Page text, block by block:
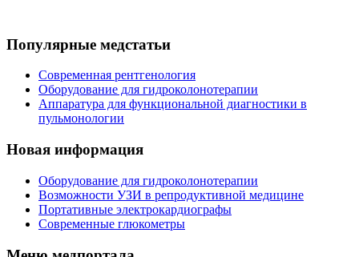
Популярные медстатьи
Современная рентгенология
Оборудование для гидроколонотерапии
Аппаратура для функциональной диагностики в
пульмонологии
Новая информация
Оборудование для гидроколонотерапии
Возможности УЗИ в репродуктивной медицине
Портативные электрокардиографы
Современные глюкометры